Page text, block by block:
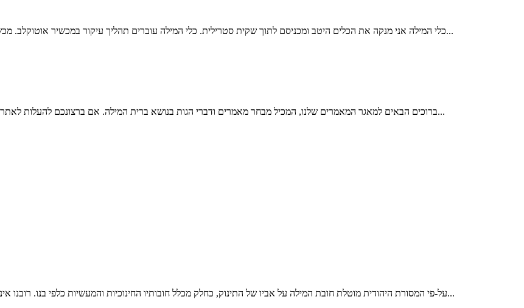
כלי המילה אני מנקה את הכלים היטב ומכניסם לתוך שקית סטרילית. כלי המילה עוברים תהליך עיקור במכשיר אוטוקלב. מכשיר זה משמש לעיקור כלי ניתוח במרפאות כירורגיות ובחדרי ניתוח. לאחר העיקור...
ברוכים הבאים למאגר המאמרים שלנו, המכיל מבחר מאמרים ודברי הגות בנושא ברית המילה. אם ברצונכם להעלות לאתר מאמר משלכם או להמליץ לנו על מאמר שקראתם ואהבתם, אנא לחצו כאן כדי...
על-פי המסורת היהודית מוטלת חובת המילה על אביו של התינוק, כחלק מכלל חובותיו החינוכיות והמעשיות כלפי בנו. רובנו איננו בקיאים במלאכת המילה, ולכן אנו בוחרים במוהל מקצועי וממנים אותו כשליחנו...